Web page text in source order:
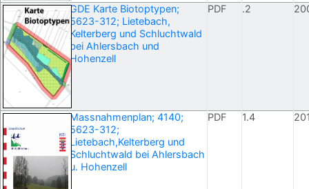
GDE Karte Biotoptypen;
5623-312; Lietebach,
Kelterberg und Schluchtwald
bei Ahlersbach und
Hohenzell
PDF .2
Massnahmenplan; 4140;
5623-312;
Lietebach,Kelterberg und
Schluchtwald bei Ahlersbach
u. Hohenzell
PDF 1.4